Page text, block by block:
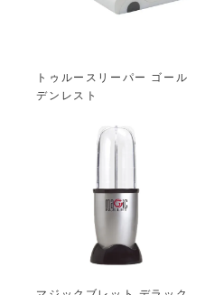
トゥルースリーパー ゴール
デンレスト